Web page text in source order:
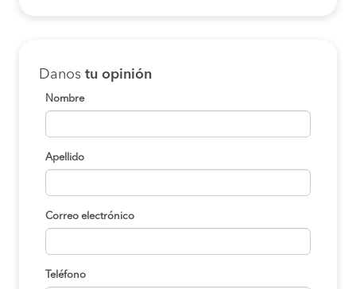
Danos tu opinión
Nombre
Apellido
Correo electrónico
Teléfono